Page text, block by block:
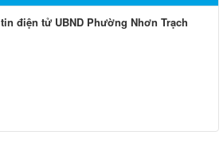
điện tử UBND Phường Nhơn Trạch